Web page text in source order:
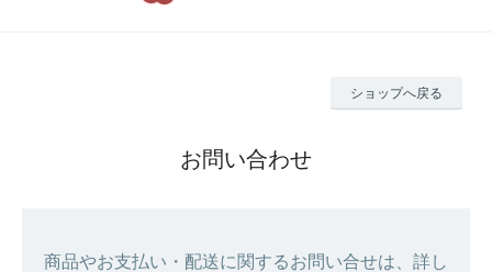
ショップへ戻る
お問い合わせ
商品やお支払い・配送に関するお問い合せは、詳し